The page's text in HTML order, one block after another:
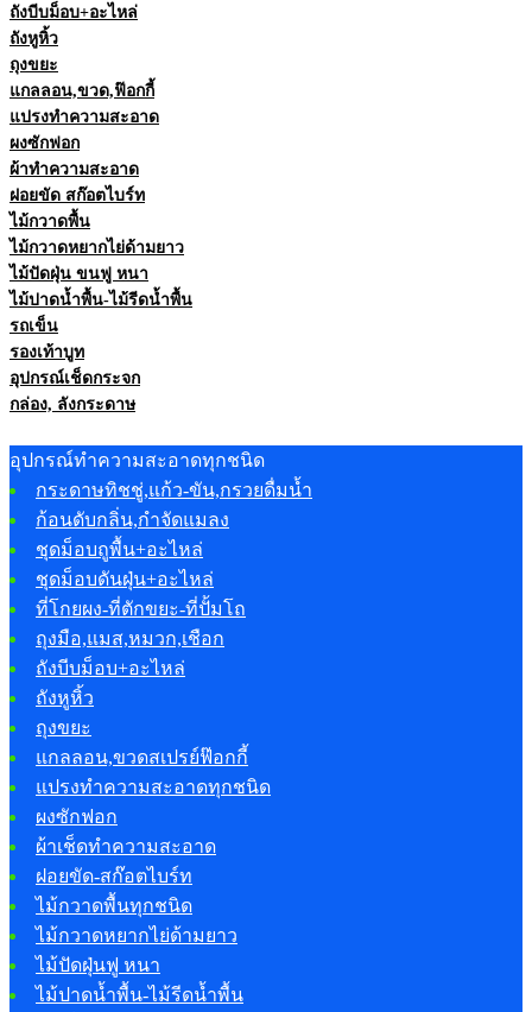
ถังบีบม็อบ+อะไหล่
ถังหูหิ้ว
ถุงขยะ
แกลลอน,ขวด,ฟ๊อกกี้
แปรงทำความสะอาด
ผงซักฟอก
ผ้าทำความสะอาด
ฝอยขัด สก๊อตไบร์ท
ไม้กวาดพื้น
ไม้กวาดหยากไย่ด้ามยาว
ไม้ปัดฝุ่น ขนฟู หนา
ไม้ปาดน้ำพื้น-ไม้รีดน้ำพื้น
รถเข็น
รองเท้าบูท
อุปกรณ์เช็ดกระจก
กล่อง, ลังกระดาษ
อุปกรณ์ทำความสะอาดทุกชนิด
กระดาษทิชชู่,แก้ว-ขัน,กรวยดื่มน้ำ
ก้อนดับกลิ่น,กำจัดแมลง
ชุดม็อบถูพื้น+อะไหล่
ชุดม็อบดันฝุ่น+อะไหล่
ที่โกยผง-ที่ตักขยะ-ที่ปั้มโถ
ถุงมือ,แมส,หมวก,เชือก
ถังบีบม็อบ+อะไหล่
ถังหูหิ้ว
ถุงขยะ
แกลลอน,ขวดสเปรย์ฟ๊อกกี้
แปรงทำความสะอาดทุกชนิด
ผงซักฟอก
ผ้าเช็ดทำความสะอาด
ฝอยขัด-สก๊อตไบร์ท
ไม้กวาดพื้นทุกชนิด
ไม้กวาดหยากไย่ด้ามยาว
ไม้ปัดฝุ่นฟู หนา
ไม้ปาดน้ำพื้น-ไม้รีดน้ำพื้น